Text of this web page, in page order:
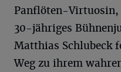
Panflöten-Virtuosin,
30-jähriges
Matthias Schlubeck
Weg zu ihrem